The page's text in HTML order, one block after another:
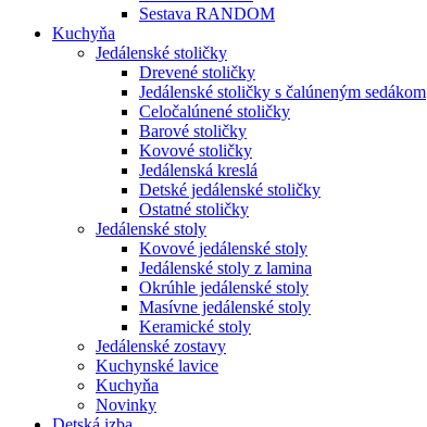
Sestava RANDOM
Kuchyňa
Jedálenské stoličky
Drevené stoličky
Jedálenské stoličky s čalúneným sedákom
Celočalúnené stoličky
Barové stoličky
Kovové stoličky
Jedálenská kreslá
Detské jedálenské stoličky
Ostatné stoličky
Jedálenské stoly
Kovové jedálenské stoly
Jedálenské stoly z lamina
Okrúhle jedálenské stoly
Masívne jedálenské stoly
Keramické stoly
Jedálenské zostavy
Kuchynské lavice
Kuchyňa
Novinky